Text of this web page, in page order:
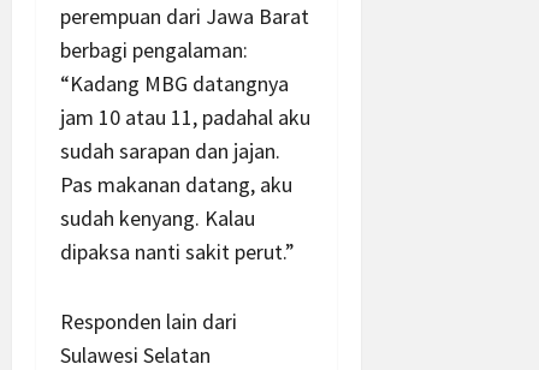
perempuan dari Jawa Barat
berbagi pengalaman:
“Kadang MBG datangnya
jam 10 atau 11, padahal aku
sudah sarapan dan jajan.
Pas makanan datang, aku
sudah kenyang. Kalau
dipaksa nanti sakit perut.”
Responden lain dari
Sulawesi Selatan